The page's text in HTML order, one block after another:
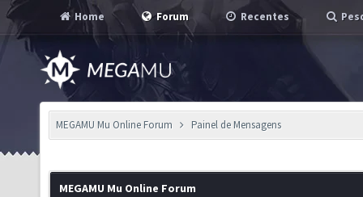
Home Forum Recentes
MEGAMU Mu Online Forum Painel de Mensagens
MEGAMU Mu Online Forum